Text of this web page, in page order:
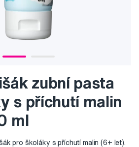
zubní pasta
s příchutí malin
ml
pro školáky s příchutí malin (6+ let).